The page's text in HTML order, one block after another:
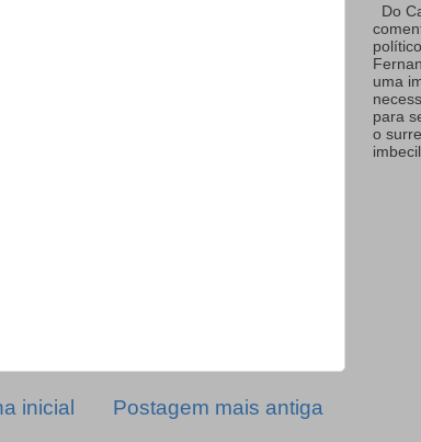
Postagem mais antiga
inicial
Do
uma
para
o